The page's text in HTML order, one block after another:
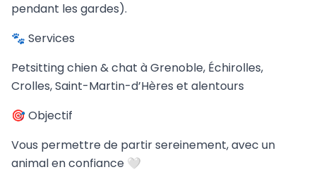
pendant les gardes).
🐾 Services
Petsitting chien & chat à Grenoble, Échirolles,
Crolles, Saint-Martin-d’Hères et alentours
🎯 Objectif
Vous permettre de partir sereinement, avec un
animal en confiance 🤍